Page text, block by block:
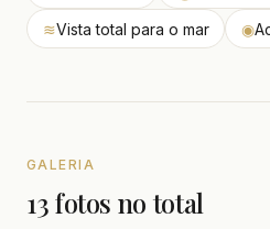
≋Vista total para o mar ◉
GALERIA
13 fotos no total